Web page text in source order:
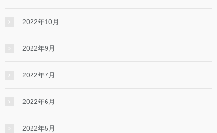
2022年10月
2022年9月
2022年7月
2022年6月
2022年5月